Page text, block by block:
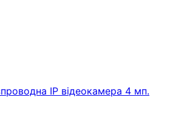
IP відеокамера 4 мп.